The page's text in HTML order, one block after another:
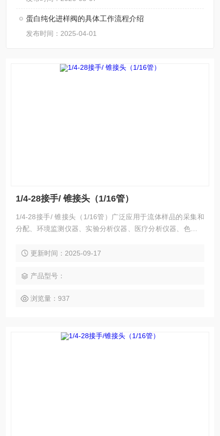
蛋白纯化进样阀的具体工作流程介绍
发布时间：2025-04-01
1/4-28接手/ 锥接头（1/16管）
1/4-28接手/ 锥接头（1/16管）广泛应用于流体样品的采集和
分配、环境监测仪器、实验分析仪器、医疗分析仪器、色谱仪
更新时间：2025-09-17
产品型号：
浏览量：937